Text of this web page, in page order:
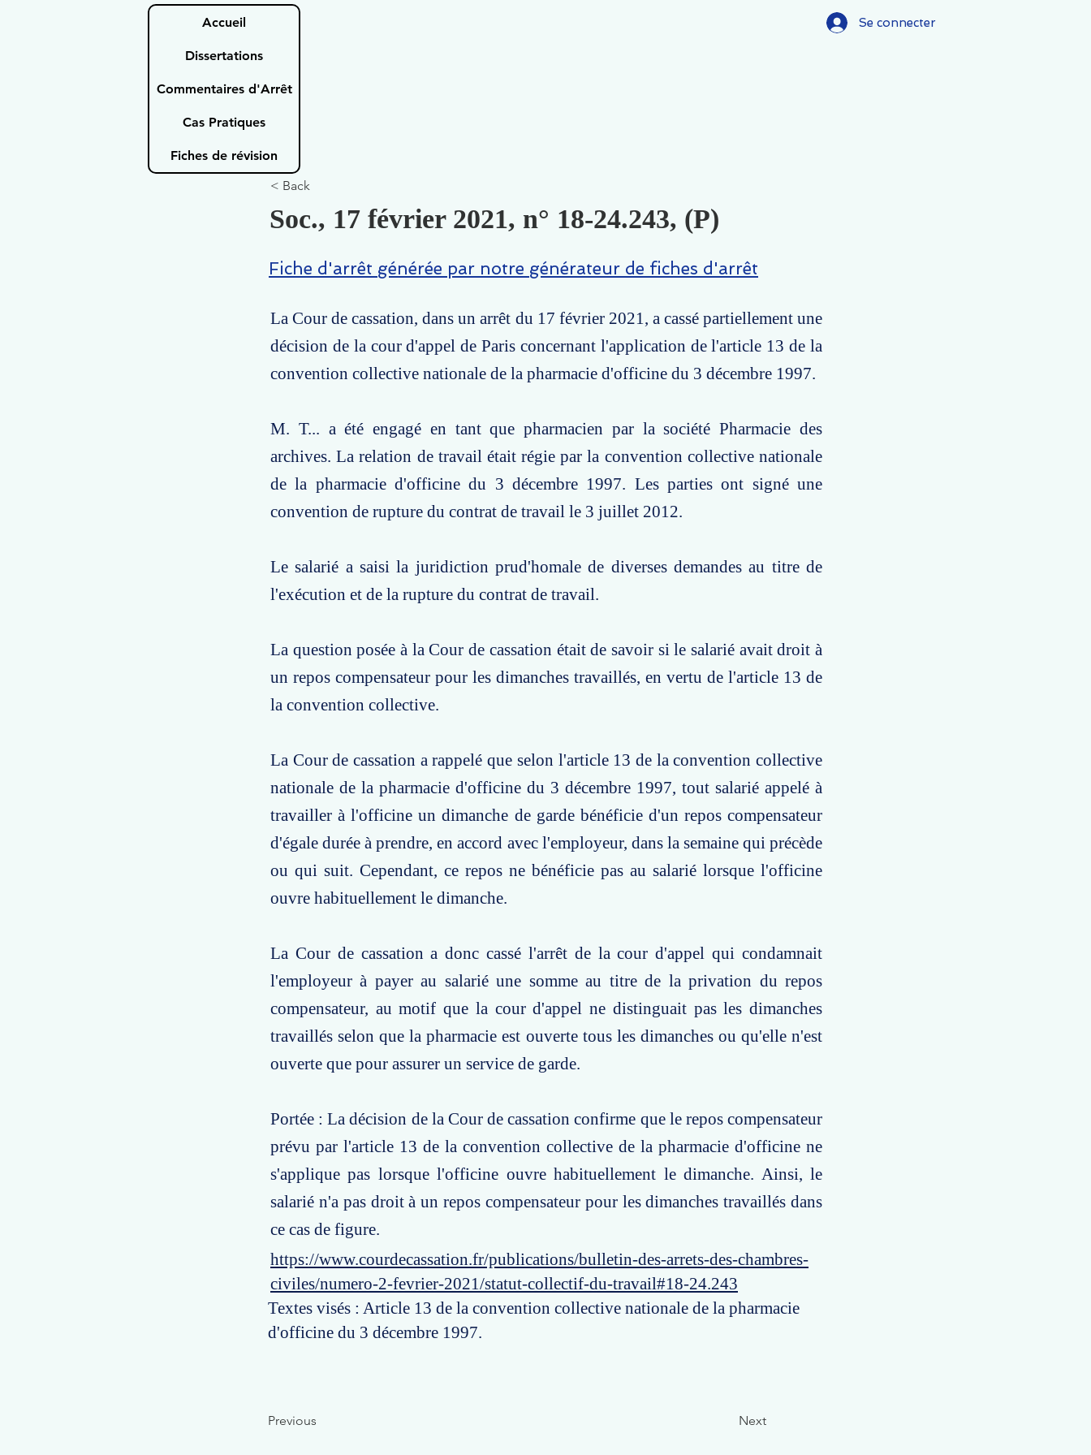
Accueil
Dissertations
Commentaires d'Arrêt
Cas Pratiques
Fiches de révision
Se connecter
< Back
Soc., 17 février 2021, n° 18-24.243, (P)
Fiche d'arrêt générée par notre générateur de fiches d'arrêt
La Cour de cassation, dans un arrêt du 17 février 2021, a cassé partiellement une
décision de la cour d'appel de Paris concernant l'application de l'article 13 de la
convention collective nationale de la pharmacie d'officine du 3 décembre 1997.
M. T... a été engagé en tant que pharmacien par la société Pharmacie des
archives. La relation de travail était régie par la convention collective nationale
de la pharmacie d'officine du 3 décembre 1997. Les parties ont signé une
convention de rupture du contrat de travail le 3 juillet 2012.
Le salarié a saisi la juridiction prud'homale de diverses demandes au titre de
l'exécution et de la rupture du contrat de travail.
La question posée à la Cour de cassation était de savoir si le salarié avait droit à
un repos compensateur pour les dimanches travaillés, en vertu de l'article 13 de
la convention collective.
La Cour de cassation a rappelé que selon l'article 13 de la convention collective
nationale de la pharmacie d'officine du 3 décembre 1997, tout salarié appelé à
travailler à l'officine un dimanche de garde bénéficie d'un repos compensateur
d'égale durée à prendre, en accord avec l'employeur, dans la semaine qui précède
ou qui suit. Cependant, ce repos ne bénéficie pas au salarié lorsque l'officine
ouvre habituellement le dimanche.
La Cour de cassation a donc cassé l'arrêt de la cour d'appel qui condamnait
l'employeur à payer au salarié une somme au titre de la privation du repos
compensateur, au motif que la cour d'appel ne distinguait pas les dimanches
travaillés selon que la pharmacie est ouverte tous les dimanches ou qu'elle n'est
ouverte que pour assurer un service de garde.
Portée : La décision de la Cour de cassation confirme que le repos compensateur
prévu par l'article 13 de la convention collective de la pharmacie d'officine ne
s'applique pas lorsque l'officine ouvre habituellement le dimanche. Ainsi, le
salarié n'a pas droit à un repos compensateur pour les dimanches travaillés dans
ce cas de figure.
https://www.courdecassation.fr/publications/bulletin-des-arrets-des-chambres-
civiles/numero-2-fevrier-2021/statut-collectif-du-travail#18-24.243
Textes visés : Article 13 de la convention collective nationale de la pharmacie
d'officine du 3 décembre 1997.
Previous Next